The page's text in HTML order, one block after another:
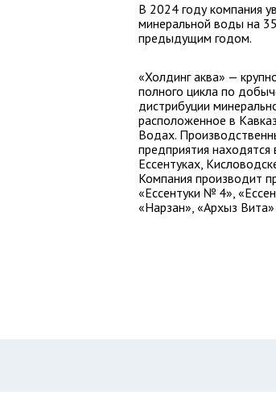
В 2024 году компания
минеральной воды на
предыдущим годом.
«Холдинг аква» —
полного цикла по
дистрибуции
расположенное в
Водах.
предприятия
Ессентуках,
Компания производит
«Ессентуки № 4»,
«Нарзан», «Архыз